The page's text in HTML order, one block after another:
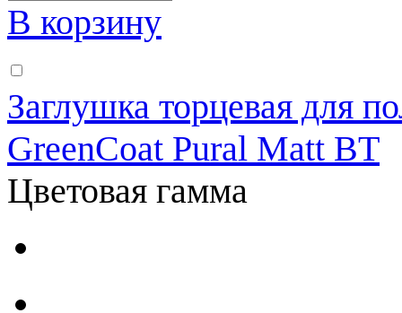
В корзину
Заглушка торцевая для
GreenCoat Pural Matt BT
Цветовая гамма